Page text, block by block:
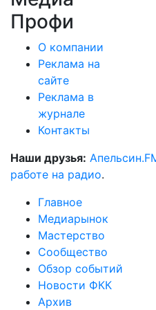
Профи
О компании
Реклама на
сайте
Реклама в
журнале
Контакты
Наши друзья:
работе на радио.
Главное
Медиарынок
Мастерство
Сообщество
Обзор событий
Новости ФКК
Архив